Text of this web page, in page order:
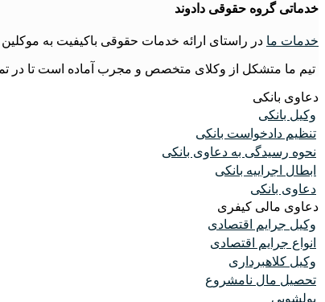
خدماتی گروه حقوقی دادوند
خدمات ما در راستای ارائه خدمات حقوقی باکیفیت به
تیم ما متشکل از وکلای متخصص و مجرب آماده است تا در
دعاوی بانکی
وکیل بانکی
تنظیم دادخواست بانکی
نحوه رسیدگی به دعاوی بانکی
ابطال اجراییه بانکی
دعاوی بانکی
دعاوی مالی کیفری
وکیل جرایم اقتصادی
انواع جرایم اقتصادی
وکیل کلاهبرداری
تحصیل مال نامشروع
پولشویی